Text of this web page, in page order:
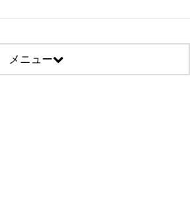
メニュー